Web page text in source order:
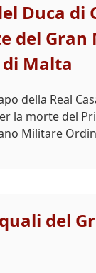
Duca di
del Gran
di Malta
della Real
la morte del
Militare
del